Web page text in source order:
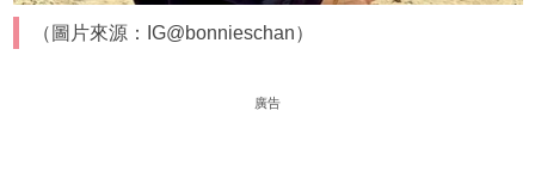
（圖片來源：IG@bonnieschan）
廣告